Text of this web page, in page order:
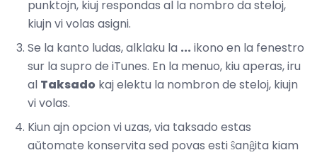
punktojn, kiuj respondas al la nombro da steloj,
kiujn vi volas asigni.
Se la kanto ludas, alklaku la ... ikono en la fenestro
sur la supro de iTunes. En la menuo, kiu aperas, iru
al Taksado kaj elektu la nombron de steloj, kiujn
vi volas.
Kiun ajn opcion vi uzas, via taksado estas
aŭtomate konservita sed povas esti ŝanĝita kiam